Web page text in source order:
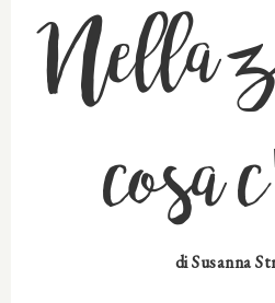
Nella
cosa
diSusanna